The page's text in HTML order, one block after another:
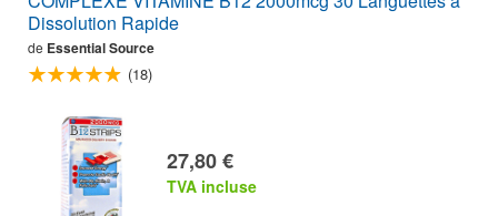
Dissolution Rapide
de Essential Source
(18)
27,80 €
TVA incluse